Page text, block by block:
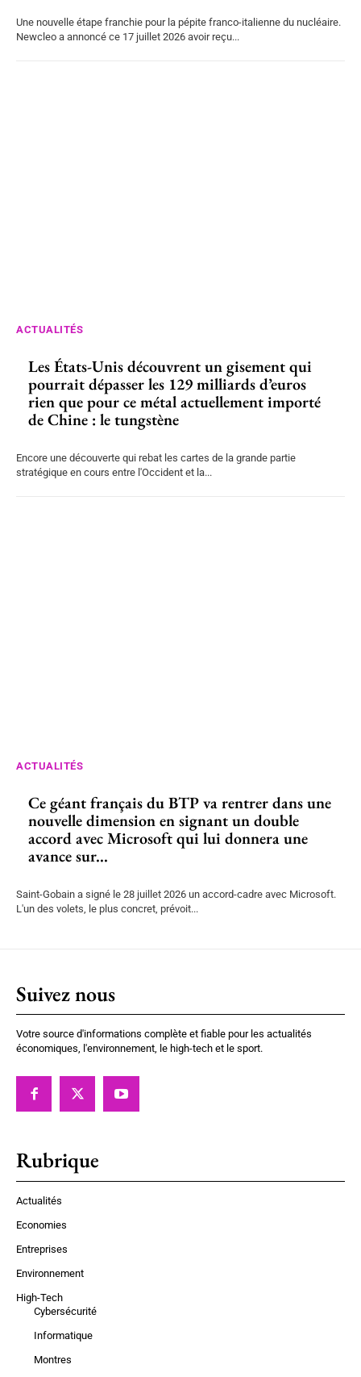
Une nouvelle étape franchie pour la pépite franco-italienne du nucléaire.
Newcleo a annoncé ce 17 juillet 2026 avoir reçu...
ACTUALITÉS
Les États-Unis découvrent un gisement qui
pourrait dépasser les 129 milliards d’euros
rien que pour ce métal actuellement importé
de Chine : le tungstène
Encore une découverte qui rebat les cartes de la grande partie
stratégique en cours entre l'Occident et la...
ACTUALITÉS
Ce géant français du BTP va rentrer dans une
nouvelle dimension en signant un double
accord avec Microsoft qui lui donnera une
avance sur...
Saint-Gobain a signé le 28 juillet 2026 un accord-cadre avec Microsoft.
L'un des volets, le plus concret, prévoit...
Suivez nous
Votre source d'informations complète et fiable pour les actualités
économiques, l'environnement, le high-tech et le sport.
Rubrique
Actualités
Economies
Entreprises
Environnement
High-Tech
Cybersécurité
Informatique
Montres